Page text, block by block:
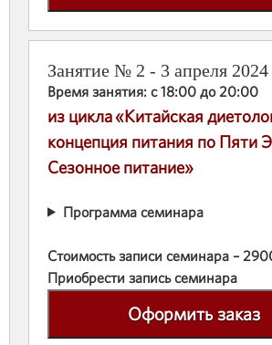
Занятие № 2 - 3 апреля 2024
Время занятия: с 18:00 до 20:00
из цикла «Китайская
концепция питания по Пяти
Сезонное питание»
Программа семинара
Стоимость записи семинара –
Приобрести запись семинара
Оформить заказ